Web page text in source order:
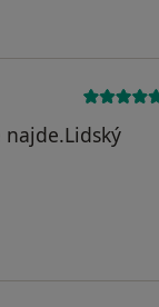
najde.Lidský